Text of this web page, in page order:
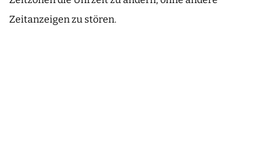
Zeitanzeigen zu stören.